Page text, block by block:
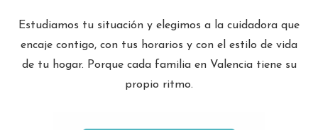
Estudiamos tu situación y elegimos a la cuidadora que
encaje contigo, con tus horarios y con el estilo de vida
de tu hogar. Porque cada familia en Valencia tiene su
propio ritmo.